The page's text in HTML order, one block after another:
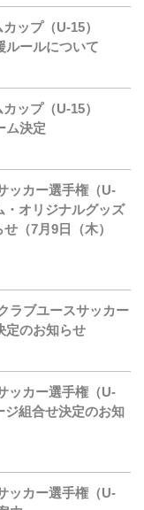
ップ（U-15）
ールについて
ップ（U-15）
ム決定
ッカー選手権（U-
オリジナルグッズ
（7月9日（木）
ラブユースサッカー
定のお知らせ
ッカー選手権（U-
組合せ決定のお知
ッカー選手権（U-